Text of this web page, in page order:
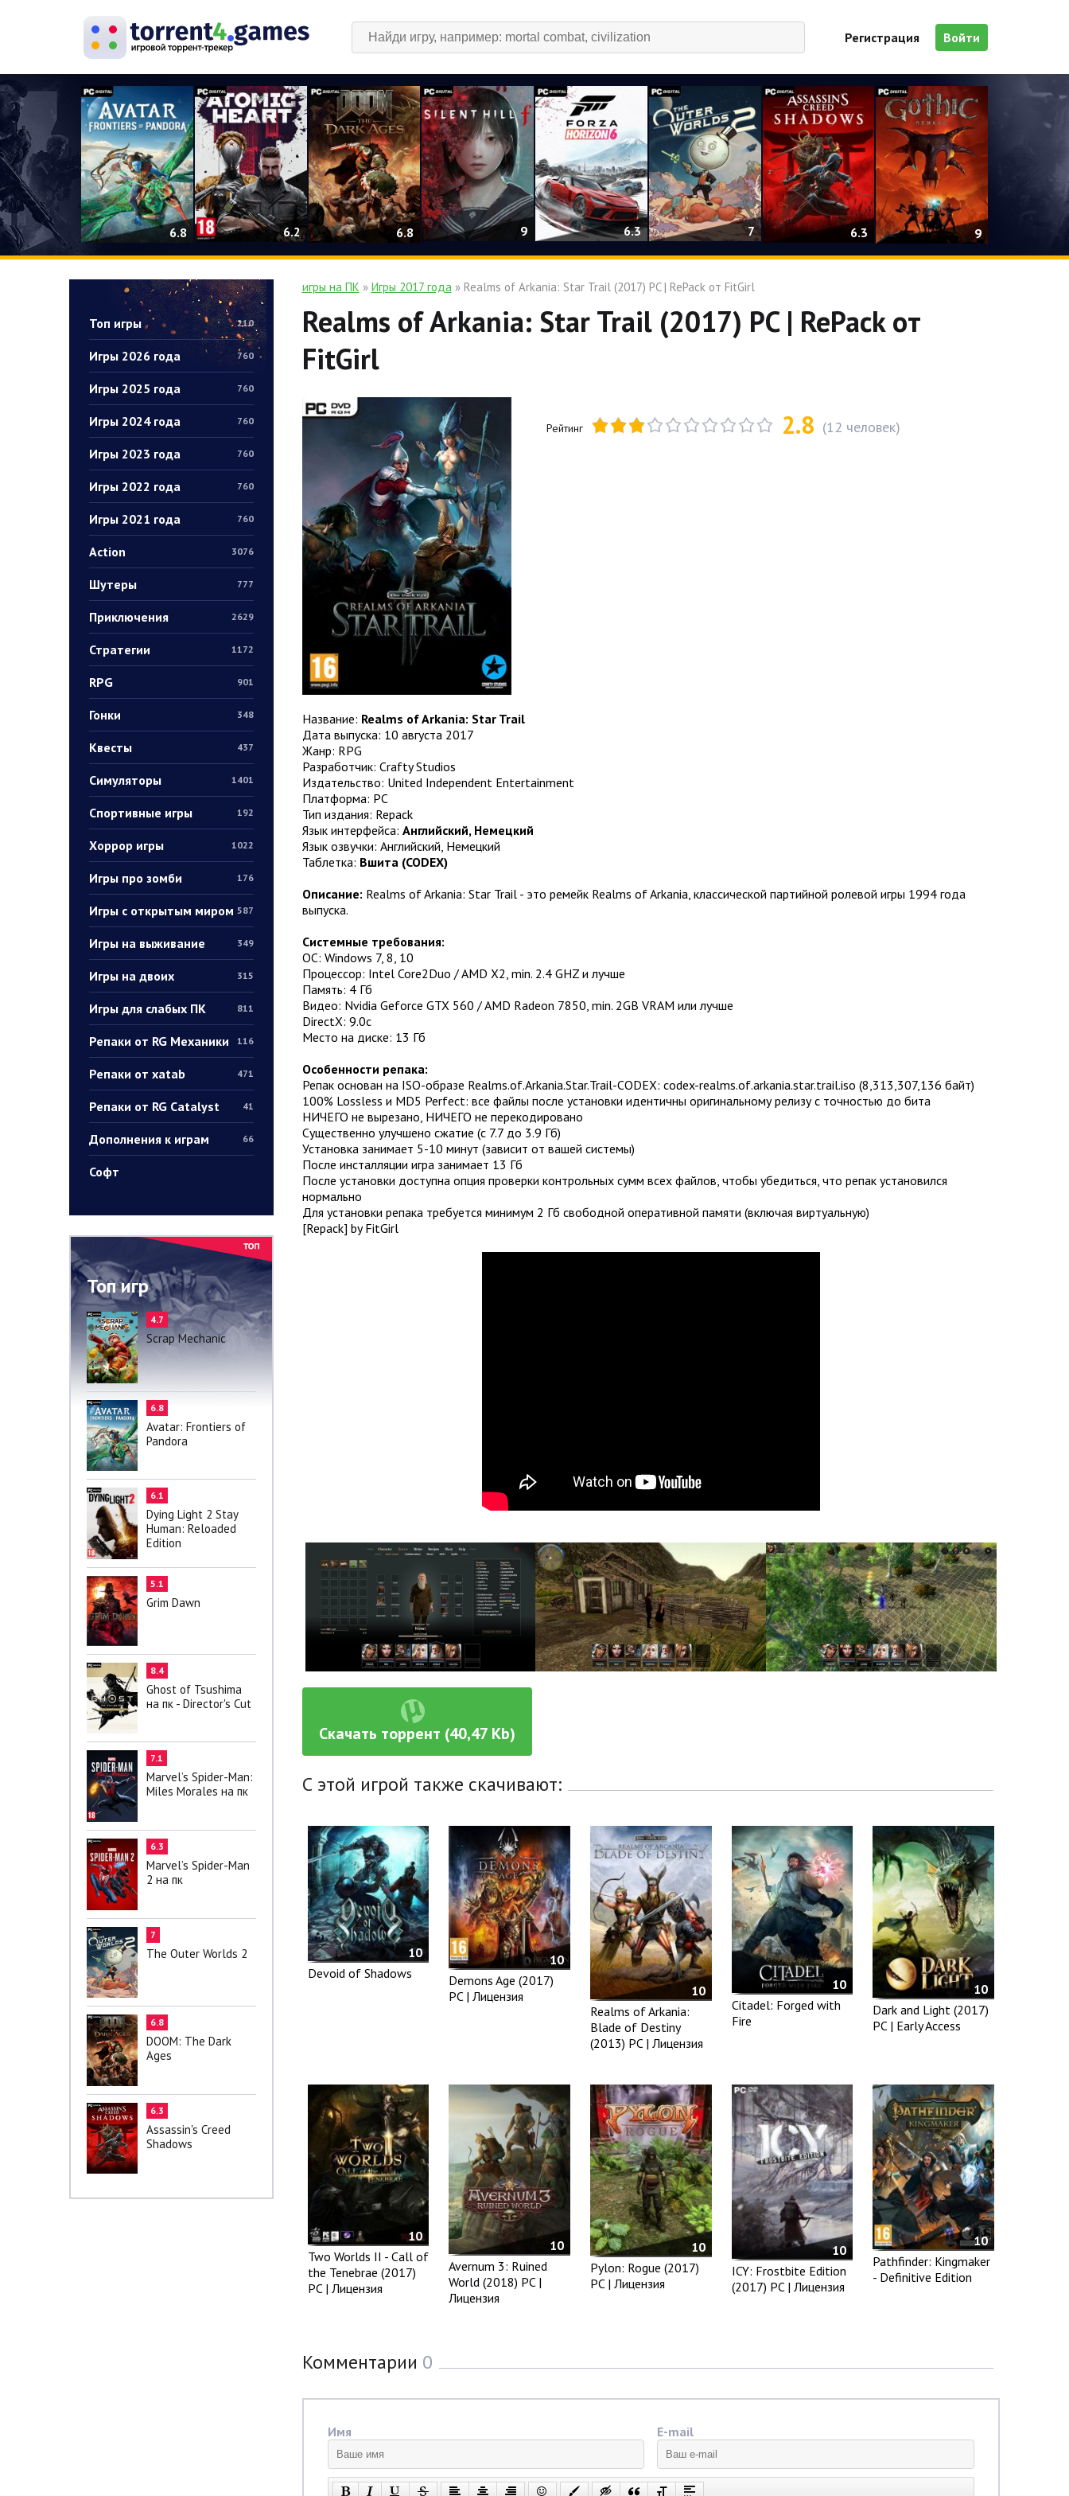
Регистрация Войти
6.8 6.2 6.8 9 6.3 7 6.3 9
Топ игры 210
Игры 2026 года 760
Игры 2025 года 760
Игры 2024 года 760
Игры 2023 года 760
Игры 2022 года 760
Игры 2021 года 760
Action 3076
Шутеры 777
Приключения 2629
Стратегии 1172
RPG 901
Гонки 348
Квесты 437
Симуляторы 1401
Спортивные игры 192
Хоррор игры 1022
Игры про зомби 176
Игры с открытым миром 587
Игры на выживание 349
Игры на двоих 315
Игры для слабых ПК 811
Репаки от RG Механики 116
Репаки от xatab 471
Репаки от RG Catalyst 41
Дополнения к играм 66
Софт
Топ игр
4.7
Scrap Mechanic
6.8
Avatar: Frontiers of
Pandora
6.1
Dying Light 2 Stay
Human: Reloaded
Edition
5.1
Grim Dawn
8.4
Ghost of Tsushima
на пк - Director's Cut
7.1
Marvel’s Spider-Man:
Miles Morales на пк
6.3
Marvel’s Spider-Man
2 на пк
7
The Outer Worlds 2
6.8
DOOM: The Dark
Ages
6.3
Assassin's Creed
Shadows
игры на ПК » Игры 2017 года» Realms of Arkania: Star Trail (2017) PC | RePack от FitGirl
Realms of Arkania: Star Trail (2017) PC | RePack от
FitGirl
Рейтинг 2.8 (12 человек)
Название: Realms of Arkania: Star Trail
Дата выпуска: 10 августа 2017
Жанр: RPG
Разработчик: Crafty Studios
Издательство: United Independent Entertainment
Платформа: PC
Тип издания: Repack
Язык интерфейса: Английский, Немецкий
Язык озвучки: Английский, Немецкий
Таблетка: Вшита (CODEX)
Описание: Realms of Arkania: Star Trail - это ремейк Realms of Arkania, классической партийной ролевой игры 1994 года
выпуска.
Системные требования:
ОС: Windows 7, 8, 10
Процессор: Intel Core2Duo / AMD X2, min. 2.4 GHZ и лучше
Память: 4 Гб
Видео: Nvidia Geforce GTX 560 / AMD Radeon 7850, min. 2GB VRAM или лучше
DirectX: 9.0c
Место на диске: 13 Гб
Особенности репака:
Репак основан на ISO-образе Realms.of.Arkania.Star.Trail-CODEX: codex-realms.of.arkania.star.trail.iso (8,313,307,136 байт)
100% Lossless и MD5 Perfect: все файлы после установки идентичны оригинальному релизу с точностью до бита
НИЧЕГО не вырезано, НИЧЕГО не перекодировано
Существенно улучшено сжатие (с 7.7 до 3.9 Гб)
Установка занимает 5-10 минут (зависит от вашей системы)
После инсталляции игра занимает 13 Гб
После установки доступна опция проверки контрольных сумм всех файлов, чтобы убедиться, что репак установился
нормально
Для установки репака требуется минимум 2 Гб свободной оперативной памяти (включая виртуальную)
[Repack] by FitGirl
Скачать торрент (40,47 Kb)
С этой игрой также скачивают:
10
Devoid of Shadows
10
Demons Age (2017)
PC | Лицензия
10
Realms of Arkania:
Blade of Destiny
(2013) PC | Лицензия
10
Citadel: Forged with
Fire
10
Dark and Light (2017)
PC | Early Access
10
Two Worlds II - Call of
the Tenebrae (2017)
PC | Лицензия
10
Avernum 3: Ruined
World (2018) PC |
Лицензия
10
Pylon: Rogue (2017)
PC | Лицензия
10
ICY: Frostbite Edition
(2017) PC | Лицензия
10
Pathfinder: Kingmaker
- Definitive Edition
Комментарии 0
Имя E-mail